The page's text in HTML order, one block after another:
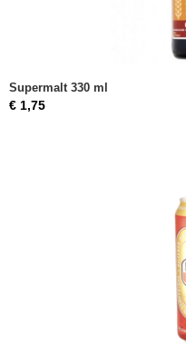
Supermalt 330 ml
€ 1,75